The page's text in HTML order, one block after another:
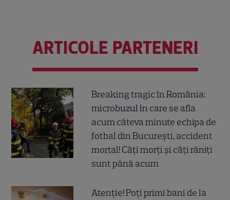
ARTICOLE PARTENERI
Breaking tragic în România:
microbuzul în care se afla
acum câteva minute echipa de
fotbal din București, accident
mortal! Câți morți și câți răniți
sunt până acum
Atenție! Poți primi bani de la